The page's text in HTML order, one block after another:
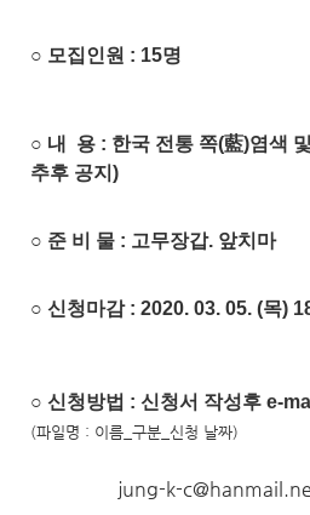
○ 모집인원 : 15명
○ 내 용 : 한국 전통 쪽(藍)염색
추후 공지)
○ 준 비 물 : 고무장갑. 앞치마
○ 신청마감 : 2020. 03. 05. (목)
○ 신청방법 : 신청서 작성후 e-
(파일명 : 이름_구분_신청 날짜)
jung-k-